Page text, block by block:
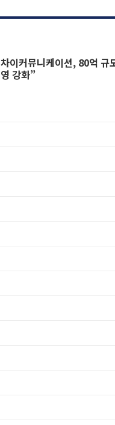
차이커뮤니케이션, 80억
영 강화”